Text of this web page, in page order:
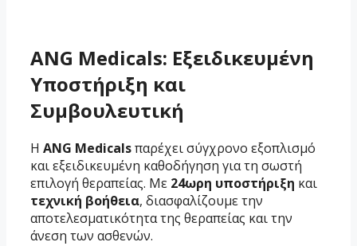
ANG Medicals: Εξειδικευμένη
Υποστήριξη και
Συμβουλευτική
Η ANG Medicalsπαρέχει σύγχρονο εξοπλισμό
και εξειδικευμένη καθοδήγηση για τη σωστή
επιλογή θεραπείας. Με 24ωρη υποστήριξη και
τεχνική βοήθεια, διασφαλίζουμε την
αποτελεσματικότητα της θεραπείας και την
άνεση των ασθενών.